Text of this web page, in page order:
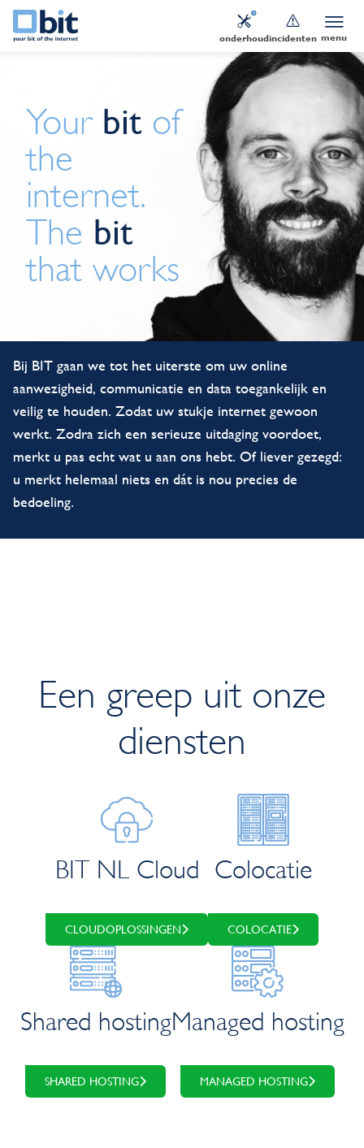
onderhoudincidenten menu
Your bit of
the
internet.
The bit
that works
Bij BIT gaan we tot het uiterste om uw online
aanwezigheid, communicatie en data toegankelijk en
veilig te houden. Zodat uw stukje internet gewoon
werkt. Zodra zich een serieuze uitdaging voordoet,
merkt u pas echt wat u aan ons hebt. Of liever gezegd:
u merkt helemaal niets en dát is nou precies de
bedoeling.
Een greep uit onze
diensten
BIT NL Cloud
CLOUDOPLOSSINGEN
Colocatie
COLOCATIE
Shared hosting
SHARED HOSTING
Managed hosting
MANAGED HOSTING